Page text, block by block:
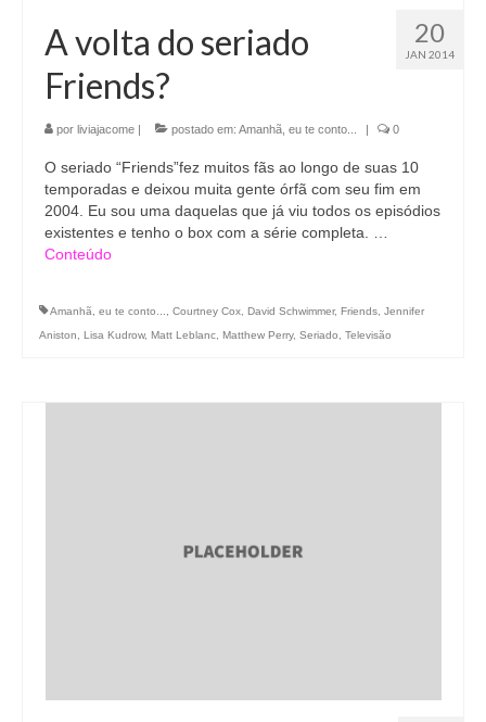
20
JAN 2014
A volta do seriado
Friends?
por liviajacome postado em: Amanhã, eu te conto... 0
O seriado “Friends”fez muitos fãs ao longo de suas 10
temporadas e deixou muita gente órfã com seu fim em
2004. Eu sou uma daquelas que já viu todos os episódios
existentes e tenho o box com a série completa. …
Conteúdo
Amanhã, eu te conto..., Courtney Cox, David Schwimmer, Friends, Jennifer
Aniston, Lisa Kudrow, Matt Leblanc, Matthew Perry, Seriado, Televisão